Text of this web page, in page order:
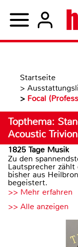
Startseite
>
> Focal
Topthema:
Acoustic Trivion
1825 Tage Musik
Zu den
Lautsprecher
bisher aus
begeistert.
>> Mehr erfahren
>> Alle anzeigen